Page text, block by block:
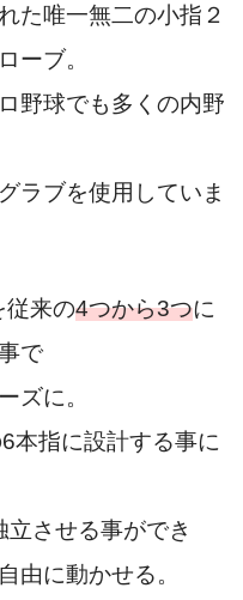
た唯一無二の小指２
ーブ。
野球でも多くの内野
ラブを使用していま
従来の4つから3つに
で
ズに。
本指に設計する事に
させる事ができ
由に動かせる。